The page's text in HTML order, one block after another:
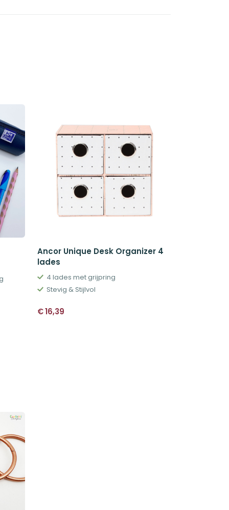
Ancor Unique Desk Organizer 4
lades
4 lades met grijpring
Stevig & Stijlvol
€16,39